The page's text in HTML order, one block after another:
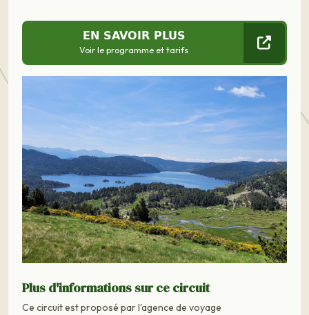
EN SAVOIR PLUS
Voir le programme et tarifs
Plus d'informations sur ce circuit
Ce circuit est proposé par l'agence de voyage